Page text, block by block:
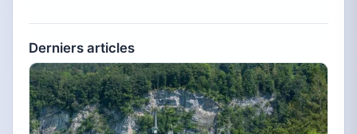
Derniers articles